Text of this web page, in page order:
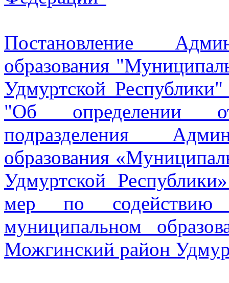
Постановление
образования
Удмуртской
"Об определении
подразделения
образования
Удмуртской
мер по содействию
муниципальном
Можгинский район